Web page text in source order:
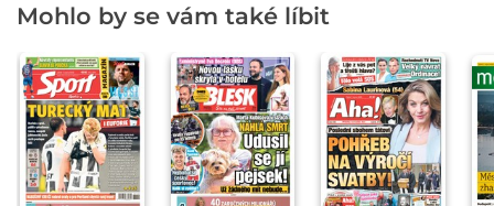
Mohlo by se vám také líbit